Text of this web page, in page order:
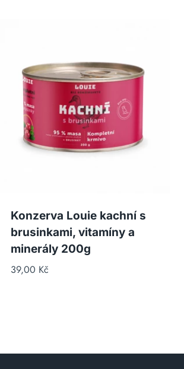
Konzerva Louie kachní s
brusinkami, vitamíny a
minerály 200g
39,00 Kč